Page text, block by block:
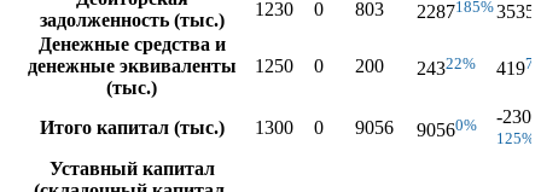
задолженность (тыс.)
1230 0 803 2287185%3535
Денежные средства и
денежные эквиваленты
(тыс.)
1250 0 200 24322% 419
Итого капитал (тыс.) 1300 0 9056 90560% -2305
125%
Уставный капитал